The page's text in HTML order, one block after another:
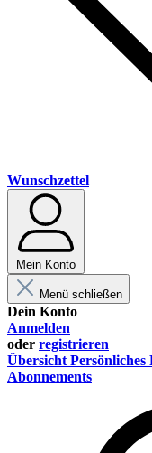
Wunschzettel
Mein Konto
Menü schließen
Dein Konto
Anmelden
oder registrieren
Übersicht Persönliches
Abonnements